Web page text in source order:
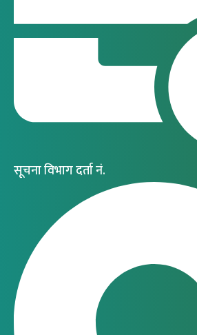
सूचना विभाग दर्ता नं.